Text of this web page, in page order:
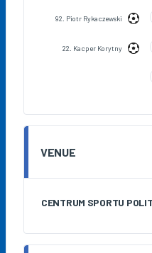
92. Piotr Rykaczewski
22. Kacper Korytny
VENUE
CENTRUM SPORTU